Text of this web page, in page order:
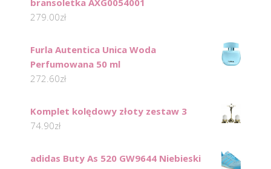
279.00zł
Furla Autentica Unica Woda
Perfumowana 50 ml
272.60zł
Komplet kolędowy złoty zestaw 3
74.90zł
adidas Buty As 520 GW9644 Niebieski